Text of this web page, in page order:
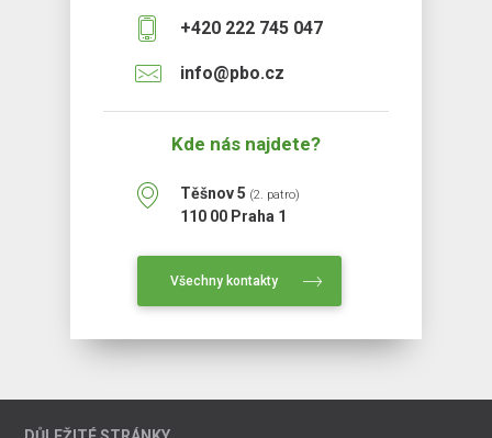
+420 222 745 047
info@pbo.cz
Kde nás najdete?
Těšnov 5 (2. patro)
110 00 Praha 1
Všechny kontakty